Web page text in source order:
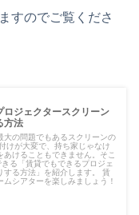
すのでご覧くださ
ロジェクタースクリーン
方法
大の問題でもあるスクリーンの
けが大変で、持ち家じゃなけ
けることもできません。そこ
る「賃貸でもできるプロジェ
する方法」を紹介します。 賃
シアターを楽しみましょう！